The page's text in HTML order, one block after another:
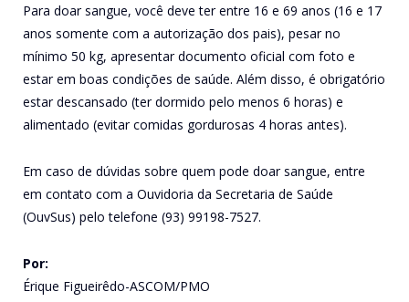
Para doar sangue, você deve ter entre 16 e 69 anos (16 e 17
anos somente com a autorização dos pais), pesar no
mínimo 50 kg, apresentar documento oficial com foto e
estar em boas condições de saúde. Além disso, é obrigatório
estar descansado (ter dormido pelo menos 6 horas) e
alimentado (evitar comidas gordurosas 4 horas antes).
Em caso de dúvidas sobre quem pode doar sangue, entre
em contato com a Ouvidoria da Secretaria de Saúde
(OuvSus) pelo telefone (93) 99198-7527.
Por:
Érique Figueirêdo-ASCOM/PMO